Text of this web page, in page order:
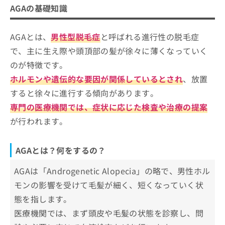
AGA治療を検討する目安
AGA・薄毛治療を受けるクリニック、どうやっ
て選べばいい？
横浜でAGA・薄毛治療を受けるときの
「通いやすさ」とは？
そもそもAGAの治療って？薬や副作用についても
解説！
横浜市で評判のAGA・薄毛治療におす
すめのクリニック14選
AGAメディカルケアクリニック 横浜院
横浜中央クリニック
駅前AGAクリニック 横浜院
聖心美容クリニック 横浜院
AGAスキンクリニック 横浜院
イースト駅前クリニック 横浜院
AGAの基礎知識
AGAとは、男性型脱毛症と呼ばれる進行性の脱毛症
で、主に生え際や頭頂部の髪が徐々に薄くなっていく
のが特徴です。
ホルモンや遺伝的な要因が関係しているとされ、放置
すると徐々に進行する傾向があります。
専門の医療機関では、症状に応じた検査や治療の提案
が行われます。
AGAとは？何をするの？
AGAは「Androgenetic Alopecia」の略で、男性ホル
モンの影響を受けて毛髪が細く、短くなっていく状
態を指します。
医療機関では、まず頭皮や毛髪の状態を診察し、問
承く
ださ
み
は
ち
掲
載
情
報
の
修
正
こ
ら
そ
の
他
の
ら
料
情
報
拡
充
の
お
申
し
込
は
こ
ち
ら